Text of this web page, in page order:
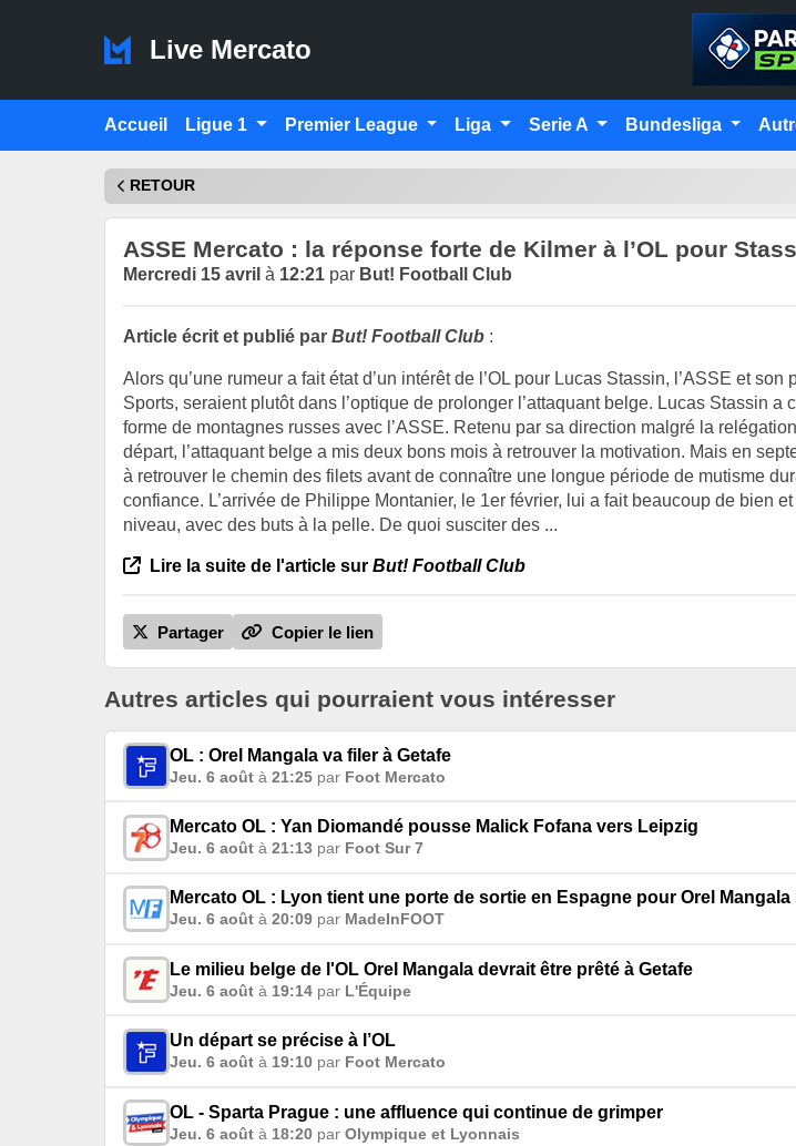
Live Mercato
Accueil Ligue 1 Premier League Liga Serie A Bundesliga
RETOUR
ASSE Mercato : la réponse forte de Kilmer à l’OL pour
Mercredi 15 avril à 12:21 par But! Football Club
Article écrit et publié par But! Football Club :
Alors qu’une rumeur a fait état d’un intérêt de l’OL pour Lucas Stassin, l’ASSE et son
Sports, seraient plutôt dans l’optique de prolonger l’attaquant belge. Lucas Stassin a
forme de montagnes russes avec l’ASSE. Retenu par sa direction malgré la
départ, l’attaquant belge a mis deux bons mois à retrouver la motivation. Mais en
à retrouver le chemin des filets avant de connaître une longue période de mutisme
confiance. L’arrivée de Philippe Montanier, le 1er février, lui a fait beaucoup de bien
niveau, avec des buts à la pelle. De quoi susciter des ...
Lire la suite de l'article sur But! Football Club
Partager Copier le lien
Autres articles qui pourraient vous intéresser
OL : Orel Mangala va filer à Getafe
Jeu. 6 août à 21:25 par Foot Mercato
Mercato OL : Yan Diomandé pousse Malick Fofana vers Leipzig
Jeu. 6 août à 21:13 par Foot Sur 7
Mercato OL : Lyon tient une porte de sortie en Espagne pour Orel Mangala
Jeu. 6 août à 20:09 par MadeInFOOT
Le milieu belge de l'OL Orel Mangala devrait être prêté à Getafe
Jeu. 6 août à 19:14 par L'Équipe
Un départ se précise à l’OL
Jeu. 6 août à 19:10 par Foot Mercato
OL - Sparta Prague : une affluence qui continue de grimper
Jeu. 6 août à 18:20 par Olympique et Lyonnais